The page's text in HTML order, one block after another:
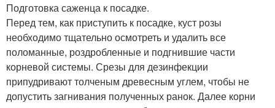
Подготовка саженца к посадке.
Перед тем, как приступить к посадке, куст розы
необходимо тщательно осмотреть и удалить все
поломанные, роздробленные и подгнившие части
корневой системы. Срезы для дезинфекции
припудривают толченым древесным углем, чтобы не
допустить загнивания полученных ранок. Далее корни